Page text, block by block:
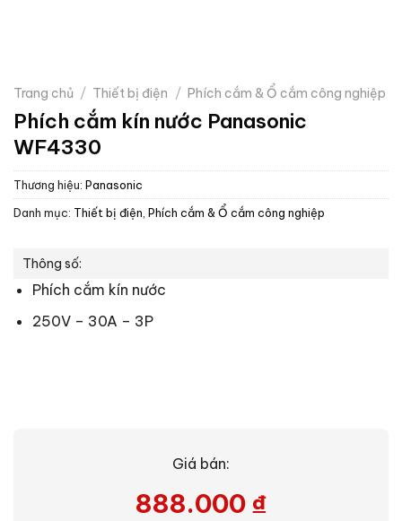
Trang chủ / Thiết bị điện / Phích cắm & Ổ cắm công nghiệp
Phích cắm kín nước Panasonic
WF4330
Thương hiệu: Panasonic
Danh mục: Thiết bị điện Phích cắm & Ổ cắm công nghiệp
Thông số:
Phích cắm kín nước
250V – 30A – 3P
Giá bán:
888.000 ₫